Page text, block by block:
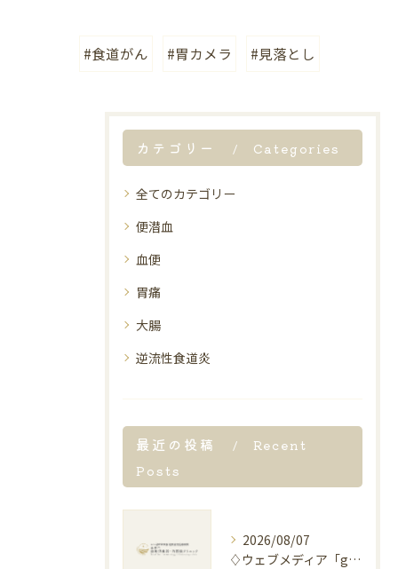
#食道がん #胃カメラ #見落とし
カテゴリー Categories
全てのカテゴリー
便潜血
血便
胃痛
大腸
逆流性食道炎
最近の投稿
Recent
Posts
2026/08/07
♢ウェブメディア「grape」 “扇風機をつけたまま寝ても大丈夫！ただし『この条件』には要注意”記事解説のお知らせ♢